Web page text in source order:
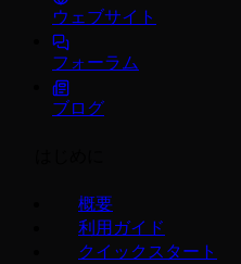
ウェブサイト
フォーラム
ブログ
概要
利用ガイド
クイックスタート